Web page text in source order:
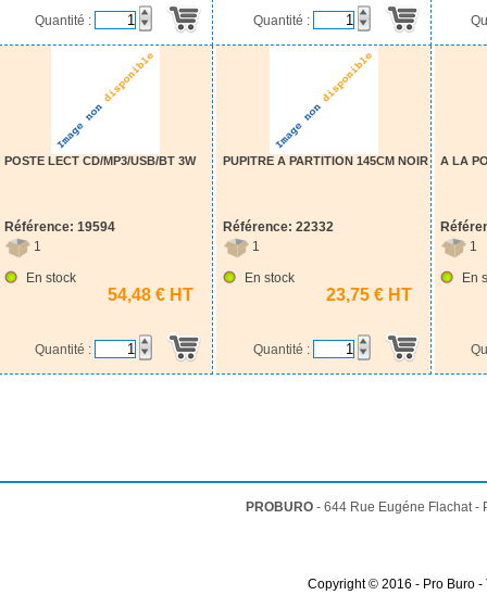
Quantité : Quantité :
POSTE LECT CD/MP3/USB/BT 3W
Référence: 19594
1
En stock
54,48 € HT
Quantité :
PUPITRE A PARTITION 145CM NOIR
Référence: 22332
1
En stock
23,75 € HT
Quantité :
A LA
1
En
PROBURO - 644 Rue Eugéne Flachat -
Copyright © 2016 - Pro Buro